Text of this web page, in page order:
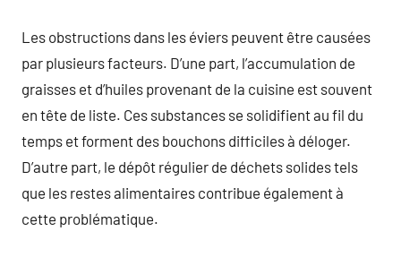
Les obstructions dans les éviers peuvent être causées
par plusieurs facteurs. D’une part, l’accumulation de
graisses et d’huiles provenant de la cuisine est souvent
en tête de liste. Ces substances se solidifient au fil du
temps et forment des bouchons difficiles à déloger.
D’autre part, le dépôt régulier de déchets solides tels
que les restes alimentaires contribue également à
cette problématique.